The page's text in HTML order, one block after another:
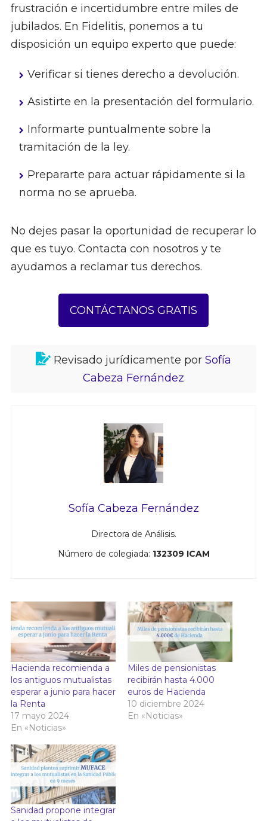
frustración e incertidumbre entre miles de
jubilados. En Fidelitis, ponemos a tu
disposición un equipo experto que puede:
Verificar si tienes derecho a devolución.
Asistirte en la presentación del formulario.
Informarte puntualmente sobre la
tramitación de la ley.
Prepararte para actuar rápidamente si la
norma no se aprueba.
No dejes pasar la oportunidad de recuperar lo
que es tuyo. Contacta con nosotros y te
ayudamos a reclamar tus derechos.
CONTÁCTANOS GRATIS
Revisado jurídicamente por Sofía
Cabeza Fernández
Sofía Cabeza Fernández
Directora de Análisis.
Número de colegiada: 132309 ICAM
Hacienda recomienda a
los antiguos mutualistas
esperar a junio para hacer
la Renta
17 mayo 2024
En «Noticias»
Miles de pensionistas
recibirán hasta 4.000
euros de Hacienda
10 diciembre 2024
En «Noticias»
Sanidad propone integrar